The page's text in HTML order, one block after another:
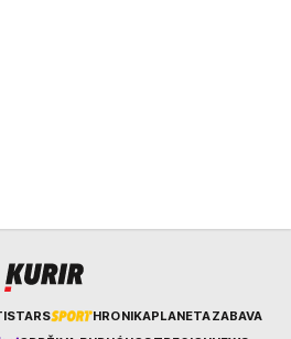
STARS HRONIKAPLANETAZABAVA